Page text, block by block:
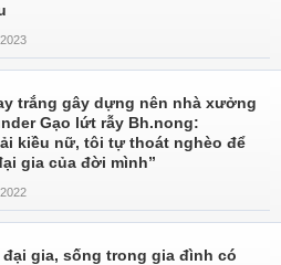
trắng gây dựng nên nhà xưởng
Gạo lứt rẫy Bh.nong:
kiều nữ, tôi tự thoát nghèo để
gia của đời mình”
gia, sống trong gia đình có